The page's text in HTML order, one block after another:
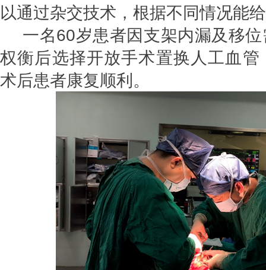
以通过杂交技术，根据不同情况能
一名60岁患者因支架内漏及移
权衡后选择开放手术置换人工血
术后患者康复顺利。